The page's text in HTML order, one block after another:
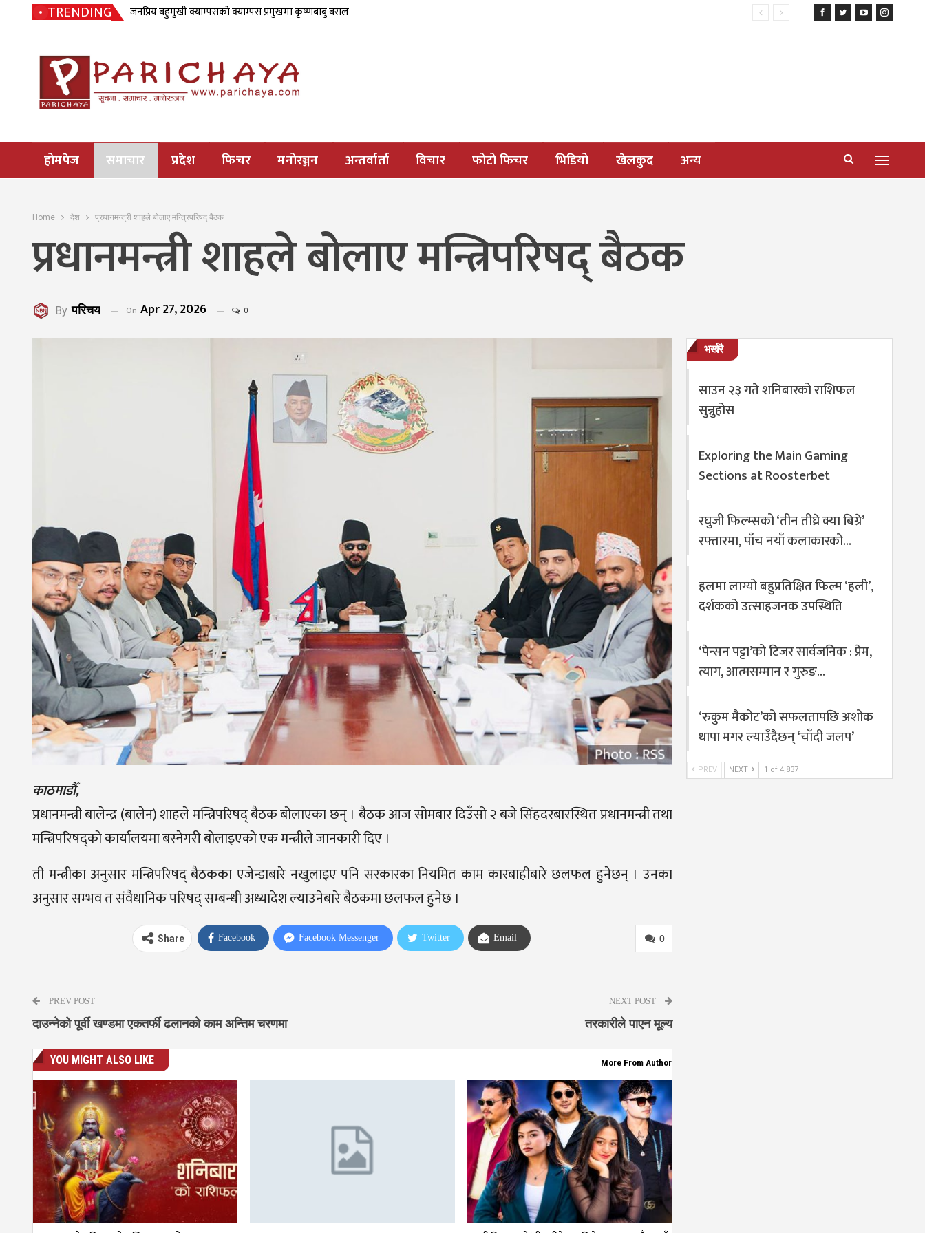
TRENDING जनप्रिय बहुमुखी क्याम्पसको क्याम्पस प्रमुखमा कृष्णबाबु बराल
होमपेज समाचार प्रदेश फिचर मनोरञ्जन अन्तर्वार्ता विचार फोटो फिचर भिडियो खेलकुद अन्य
Home देश प्रधानमन्त्री शाहले बोलाए मन्त्रिपरिषद् बैठक
प्रधानमन्त्री शाहले बोलाए मन्त्रिपरिषद् बैठक
By परिचय On Apr 27, 2026 0
काठमाडौँ,
प्रधानमन्त्री बालेन्द्र (बालेन) शाहले मन्त्रिपरिषद् बैठक बोलाएका छन् । बैठक आज सोमबार दिउँसो २ बजे सिंहदरबारस्थित प्रधानमन्त्री तथा
मन्त्रिपरिषद्को कार्यालयमा बस्नेगरी बोलाइएको एक मन्त्रीले जानकारी दिए ।
ती मन्त्रीका अनुसार मन्त्रिपरिषद् बैठकका एजेन्डाबारे नखुलाइए पनि सरकारका नियमित काम कारबाहीबारे छलफल हुनेछन् । उनका
अनुसार सम्भव त संवैधानिक परिषद् सम्बन्धी अध्यादेश ल्याउनेबारे बैठकमा छलफल हुनेछ ।
0
Share Facebook Facebook Messenger Twitter Email
PREV POST
दाउन्नेको पूर्वी खण्डमा एकतर्फी ढलानको काम अन्तिम चरणमा
NEXT POST
तरकारीले पाएन मूल्य
YOU MIGHT ALSO LIKE More From Author
भर्खरै
साउन २३ गते शनिबारको राशिफल
सुन्नुहोस
Exploring the Main Gaming
Sections at Roosterbet
रघुजी फिल्म्सको ‘तीन तीघ्रे क्या बिग्रे’
रफ्तारमा, पाँच नयाँ कलाकारको…
हलमा लाग्यो बहुप्रतिक्षित फिल्म ‘हली’,
दर्शकको उत्साहजनक उपस्थिति
‘पेन्सन पट्टा’को टिजर सार्वजनिक : प्रेम,
त्याग, आत्मसम्मान र गुरुङ…
‘रुकुम मैकोट’को सफलतापछि अशोक
थापा मगर ल्याउँदैछन् ‘चाँदी जलप’
PREV NEXT 1 of 4,837